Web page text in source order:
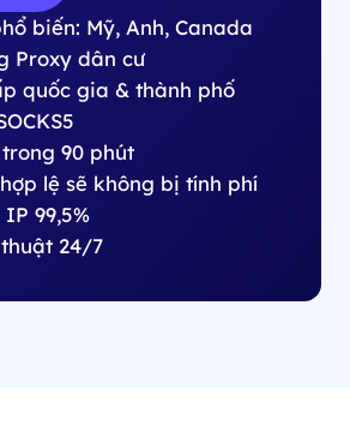
biến: Mỹ, Anh, Canada
Proxy dân cư
quốc gia & thành phố
90 phút
lệ sẽ không bị tính phí
99,5%
24/7